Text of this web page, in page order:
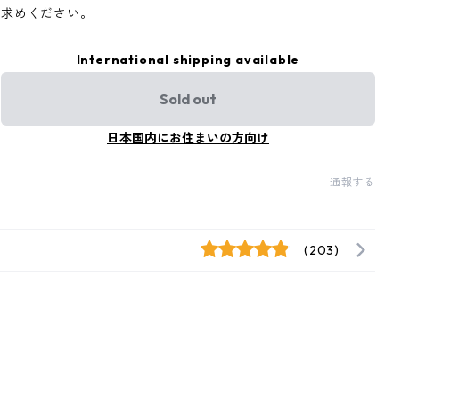
求めください。
International shipping available
Sold out
日本国内にお住まいの方向け
通報する
(203)